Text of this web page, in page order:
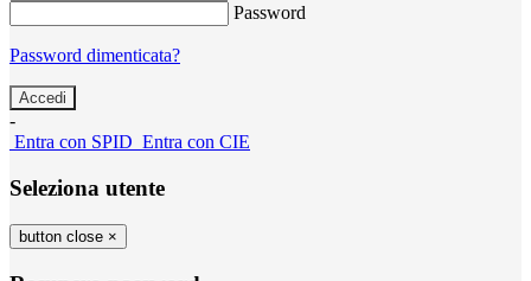
Password
Password dimenticata?
-
Entra con SPID Entra con CIE
Seleziona utente
button close ×